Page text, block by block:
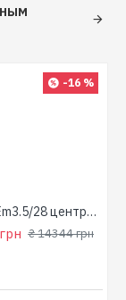
-16 %
Насос 3SEm3.5/28 центробежный скважинный 1,5кВт Н107м 90л/мин Ø80мм Aquatica Dongyin 777395
₴ 14344 грн